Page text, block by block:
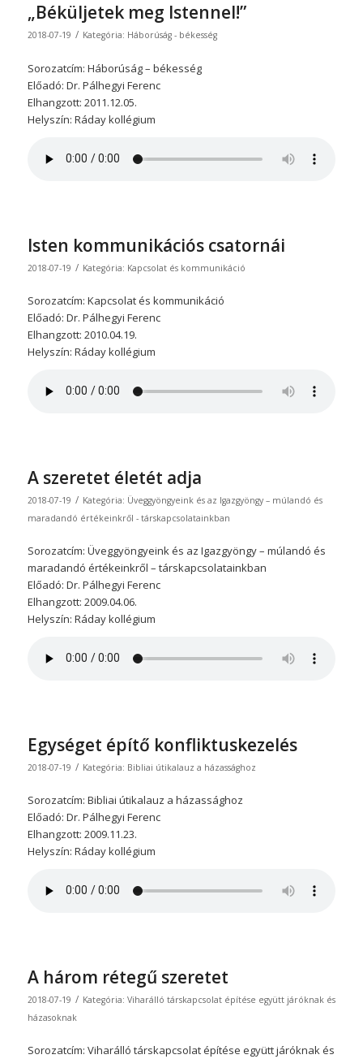
„Béküljetek meg Istennel!”
2018-07-19 / Kategória: Háborúság - békesség
Sorozatcím: Háborúság – békesség
Előadó: Dr. Pálhegyi Ferenc
Elhangzott: 2011.12.05.
Helyszín: Ráday kollégium
Isten kommunikációs csatornái
2018-07-19 / Kategória: Kapcsolat és kommunikáció
Sorozatcím: Kapcsolat és kommunikáció
Előadó: Dr. Pálhegyi Ferenc
Elhangzott: 2010.04.19.
Helyszín: Ráday kollégium
A szeretet életét adja
2018-07-19 / Kategória: Üveggyöngyeink és az Igazgyöngy – múlandó és
maradandó értékeinkről - társkapcsolatainkban
Sorozatcím: Üveggyöngyeink és az Igazgyöngy – múlandó és
maradandó értékeinkről – társkapcsolatainkban
Előadó: Dr. Pálhegyi Ferenc
Elhangzott: 2009.04.06.
Helyszín: Ráday kollégium
Egységet építő konfliktuskezelés
2018-07-19 / Kategória: Bibliai útikalauz a házassághoz
Sorozatcím: Bibliai útikalauz a házassághoz
Előadó: Dr. Pálhegyi Ferenc
Elhangzott: 2009.11.23.
Helyszín: Ráday kollégium
A három rétegű szeretet
2018-07-19 / Kategória: Viharálló társkapcsolat építése együtt járóknak és
házasoknak
Sorozatcím: Viharálló társkapcsolat építése együtt járóknak és